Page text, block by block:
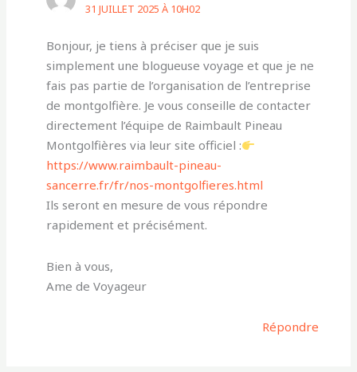
31 JUILLET 2025 À 10H02
Bonjour, je tiens à préciser que je suis
simplement une blogueuse voyage et que je ne
fais pas partie de l’organisation de l’entreprise
de montgolfière. Je vous conseille de contacter
directement l’équipe de Raimbault Pineau
Montgolfières via leur site officiel :
https://www.raimbault-pineau-
sancerre.fr/fr/nos-montgolfieres.html
Ils seront en mesure de vous répondre
rapidement et précisément.
Bien à vous,
Ame de Voyageur
Répondre